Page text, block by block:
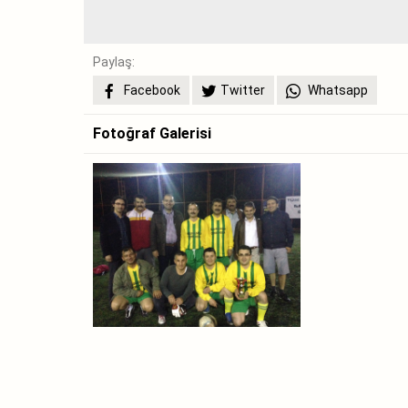
Paylaş:
Facebook
Twitter Whatsapp
Fotoğraf Galerisi